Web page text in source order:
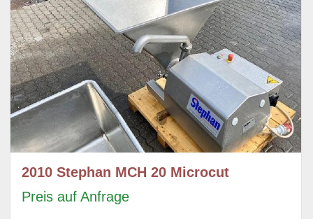
2010 Stephan MCH 20 Microcut
Preis auf Anfrage